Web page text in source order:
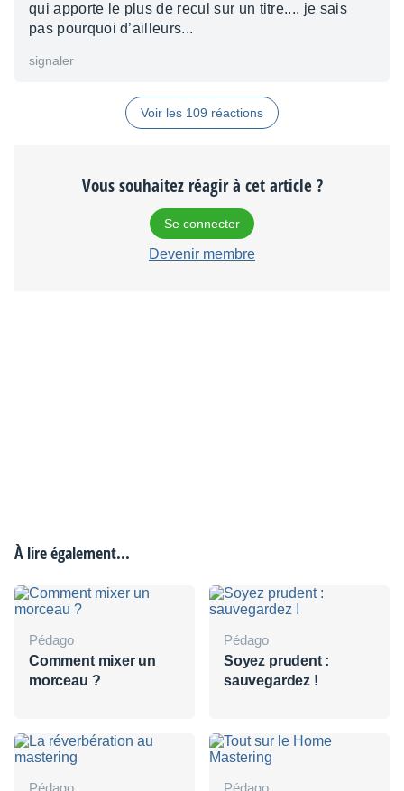
qui apporte le plus de recul sur un titre.... je sais
pas pourquoi d’ailleurs...
signaler
Voir les 109 réactions
Vous souhaitez réagir à cet article ?
Se connecter
Devenir membre
À lire également...
Pédago
Comment mixer un
morceau ?
Pédago
Soyez prudent :
sauvegardez !
Pédago
Pédago